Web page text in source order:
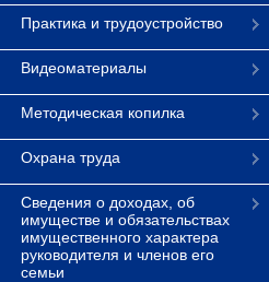
Практика и трудоустройство
Видеоматериалы
Методическая копилка
Охрана труда
Сведения о доходах, об
имуществе и обязательствах
имущественного характера
руководителя и членов его
семьи